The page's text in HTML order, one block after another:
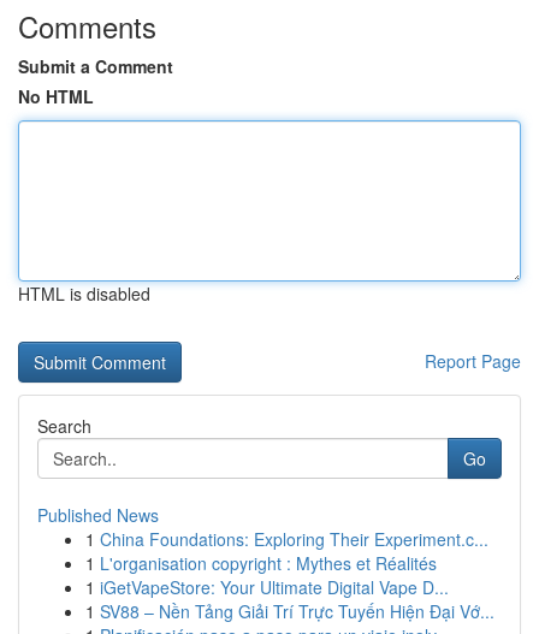
Comments
Submit a Comment
No HTML
HTML is disabled
Report Page
Search
Go
Published News
1 China Foundations: Exploring Their Experiment.c...
1 L'organisation copyright : Mythes et Réalités
1 iGetVapeStore: Your Ultimate Digital Vape D...
1 SV88 – Nền Tảng Giải Trí Trực Tuyến Hiện Đại Vớ...